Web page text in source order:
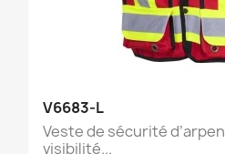
V6683-L
Veste de sécurité
visibilité...